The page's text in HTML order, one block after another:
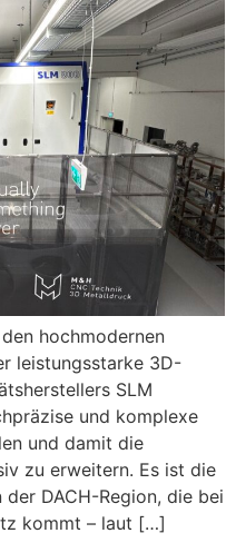
hochmodernen
leistungsstarke 3D-
SLM
und komplexe
und damit die
zu erweitern. Es ist die
DACH-Region, die bei
kommt – laut […]